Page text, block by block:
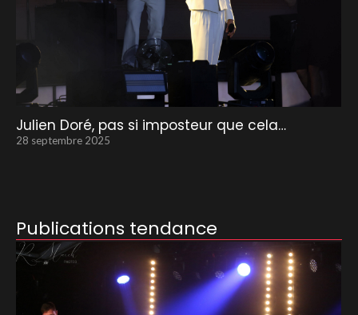
Julien Doré, pas si imposteur que cela…
28 septembre 2025
Publications tendance